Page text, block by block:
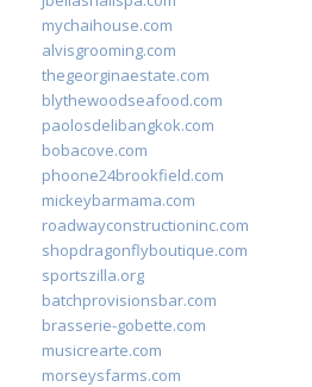
mychaihouse.com
alvisgrooming.com
thegeorginaestate.com
blythewoodseafood.com
paolosdelibangkok.com
bobacove.com
phoone24brookfield.com
mickeybarmama.com
roadwayconstructioninc.com
shopdragonflyboutique.com
sportszilla.org
batchprovisionsbar.com
brasserie-gobette.com
musicrearte.com
morseysfarms.com